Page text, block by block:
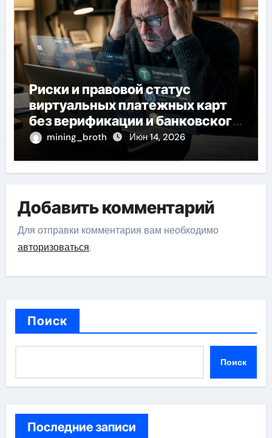
Риски и правовой статус
виртуальных платежных карт
без верификации и банковского
участия с пополнением
mining_broth Июн 14, 2026
Добавить комментарий
Для отправки комментария вам необходимо
авторизоваться.
Поиск
Поиск
Последние записи